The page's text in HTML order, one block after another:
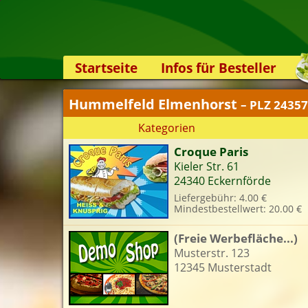
Startseite
Infos für Besteller
Lieferservice-App
Weiterempfehlen
Newsletter
Sicherheit
Kontakt
Hummelfeld Elmenhorst – PLZ 24357
Kategorien
Croque Paris
Kieler Str. 61
24340 Eckernförde
Liefergebühr: 4.00 €
Mindestbestellwert: 20.00 €
(Freie Werbefläche...)
Musterstr. 123
12345 Musterstadt